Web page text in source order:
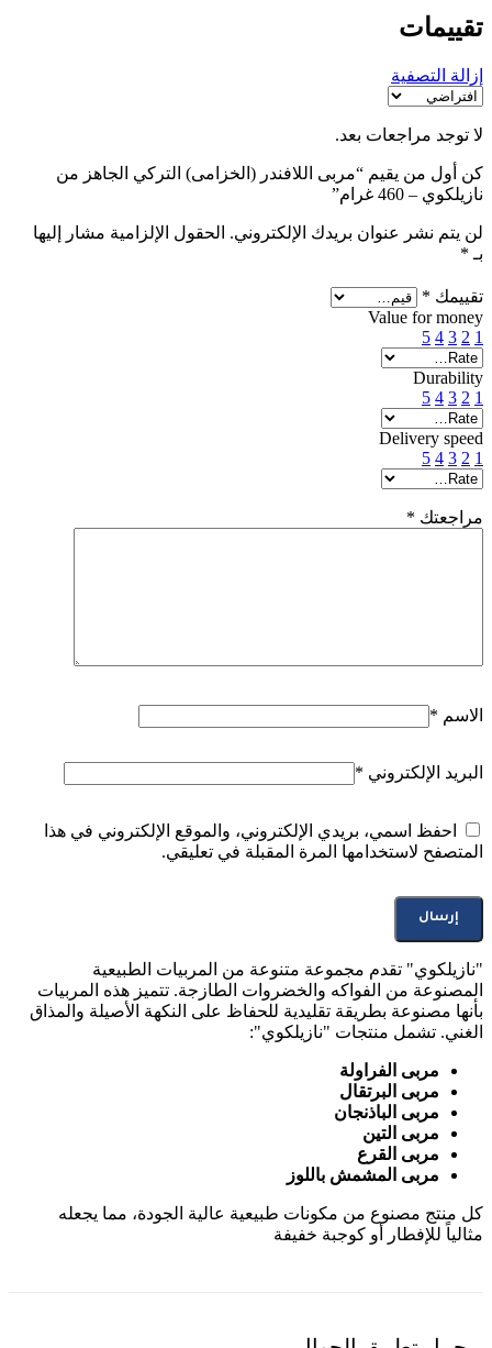
تقييمات
إزالة التصفية
لا توجد مراجعات بعد.
كن أول من يقيم “مربى اللافندر (الخزامى) التركي الجاهز من
نازيلكوي – 460 غرام”
لن يتم نشر عنوان بريدك الإلكتروني. الحقول الإلزامية مشار إليها
بـ *
تقييمك *
Value for money
1
2
3
4
5
Durability
1
2
3
4
5
Delivery speed
1
2
3
4
5
مراجعتك *
الاسم *
البريد الإلكتروني *
احفظ اسمي، بريدي الإلكتروني، والموقع الإلكتروني في هذا
المتصفح لاستخدامها المرة المقبلة في تعليقي.
"نازيلكوي" تقدم مجموعة متنوعة من المربيات الطبيعية
المصنوعة من الفواكه والخضروات الطازجة. تتميز هذه المربيات
بأنها مصنوعة بطريقة تقليدية للحفاظ على النكهة الأصيلة والمذاق
الغني. تشمل منتجات "نازيلكوي":
مربى الفراولة
مربى البرتقال
مربى الباذنجان
مربى التين
مربى القرع
مربى المشمش باللوز
كل منتج مصنوع من مكونات طبيعية عالية الجودة، مما يجعله
مثالياً للإفطار أو كوجبة خفيفة